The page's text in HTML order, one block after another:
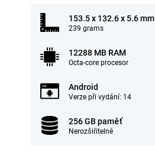
153.5 x 132.6 x 5.6 mm
239 grams
12288 MB RAM
Octa-core procesor
Android
Verze při vydání: 14
256 GB paměť
Nerozšiřitelné